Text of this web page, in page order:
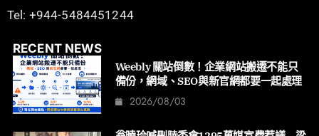
Tel: +944-5484451244
RECENT NEWS
Weebly 關站倒數！企業網站搬遷不能只
備份，網域、SEO與新官網都要一起處理
2026/08/03